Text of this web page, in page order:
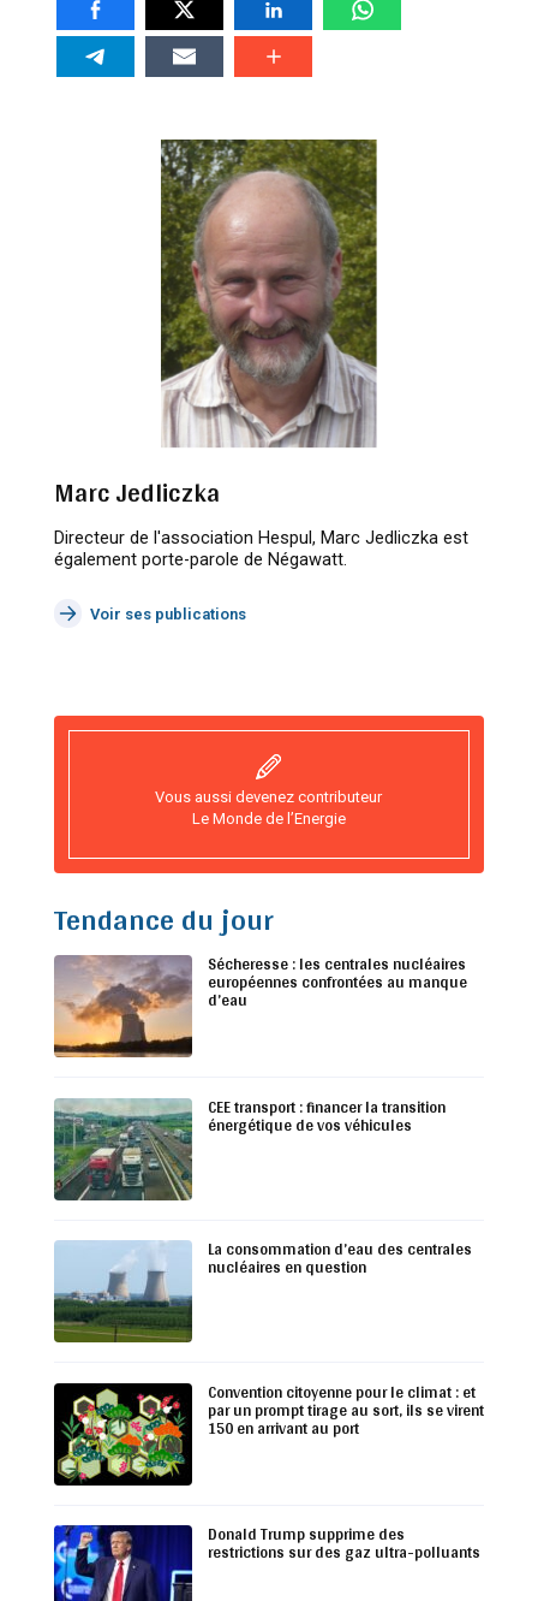
Marc Jedliczka
Directeur de l'association Hespul, Marc Jedliczka est
également porte-parole de Négawatt.
Voir ses publications
Vous aussi devenez contributeur
Le Monde de l’Energie
Tendance du jour
Sécheresse : les centrales nucléaires
européennes confrontées au manque
d’eau
CEE transport : financer la transition
énergétique de vos véhicules
La consommation d’eau des centrales
nucléaires en question
Convention citoyenne pour le climat : et
par un prompt tirage au sort, ils se virent
150 en arrivant au port
Donald Trump supprime des
restrictions sur des gaz ultra-polluants